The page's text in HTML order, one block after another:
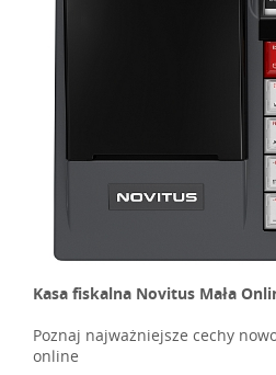
Kasa fiskalna Novitus Mała
Poznaj najważniejsze cechy
online